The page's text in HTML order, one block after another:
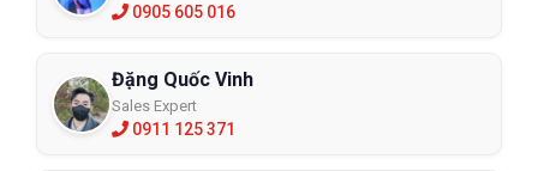
0905 605 016
Đặng Quốc Vinh
Sales Expert
0911 125 371